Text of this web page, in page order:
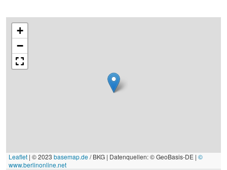
+
−
Leaflet | © 2023 basemap.de/ BKG | Datenquellen: © GeoBasis-DE | ©
www.berlinonline.net